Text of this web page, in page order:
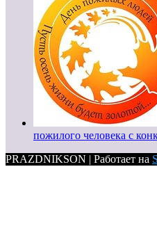
пожилого человека с
PRAZDNIKSON | Работает на